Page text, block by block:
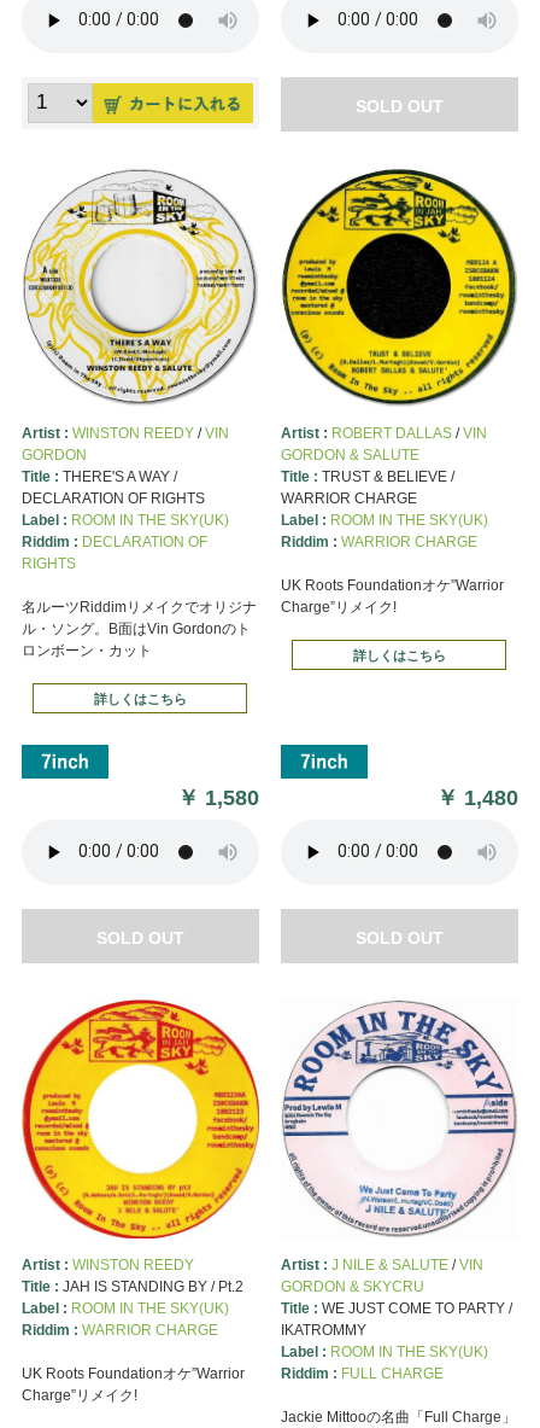
SOLD OUT
Artist : WINSTON REEDY/VIN
GORDON
Title : THERE'S A WAY /
DECLARATION OF RIGHTS
Label : ROOM IN THE SKY(UK)
Riddim : DECLARATION OF
RIGHTS
名ルーツRiddimリメイクでオリジナ
ル・ソング。B面はVin Gordonのト
ロンボーン・カット
詳しくはこちら
￥ 1,580
SOLD OUT
Artist : ROBERT DALLAS/VIN
GORDON & SALUTE
Title : TRUST & BELIEVE /
WARRIOR CHARGE
Label : ROOM IN THE SKY(UK)
Riddim : WARRIOR CHARGE
UK Roots Foundationオケ”Warrior
Charge”リメイク!
詳しくはこちら
￥ 1,480
SOLD OUT
Artist : WINSTON REEDY
Title : JAH IS STANDING BY / Pt.2
Label : ROOM IN THE SKY(UK)
Riddim : WARRIOR CHARGE
UK Roots Foundationオケ”Warrior
Charge”リメイク!
Artist : J NILE & SALUTE/VIN
GORDON & SKYCRU
Title : WE JUST COME TO PARTY /
IKATROMMY
Label : ROOM IN THE SKY(UK)
Riddim : FULL CHARGE
Jackie Mittooの名曲「Full Charge」